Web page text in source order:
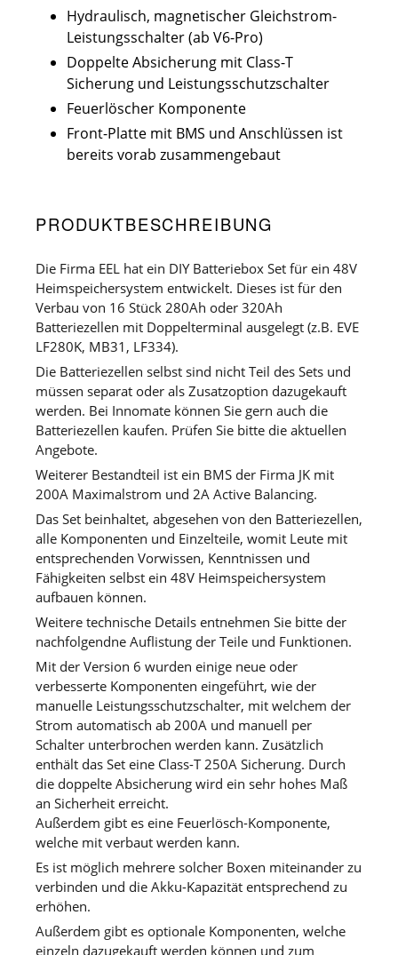
Hydraulisch, magnetischer Gleichstrom-
Leistungsschalter (ab V6-Pro)
Doppelte Absicherung mit Class-T
Sicherung und Leistungsschutzschalter
Feuerlöscher Komponente
Front-Platte mit BMS und Anschlüssen ist
bereits vorab zusammengebaut
PRODUKTBESCHREIBUNG
Die Firma EEL hat ein DIY Batteriebox Set für ein 48V
Heimspeichersystem entwickelt. Dieses ist für den
Verbau von 16 Stück 280Ah oder 320Ah
Batteriezellen mit Doppelterminal ausgelegt (z.B. EVE
LF280K, MB31, LF334).
Die Batteriezellen selbst sind nicht Teil des Sets und
müssen separat oder als Zusatzoption dazugekauft
werden. Bei Innomate können Sie gern auch die
Batteriezellen kaufen. Prüfen Sie bitte die aktuellen
Angebote.
Weiterer Bestandteil ist ein BMS der Firma JK mit
200A Maximalstrom und 2A Active Balancing.
Das Set beinhaltet, abgesehen von den Batteriezellen,
alle Komponenten und Einzelteile, womit Leute mit
entsprechenden Vorwissen, Kenntnissen und
Fähigkeiten selbst ein 48V Heimspeichersystem
aufbauen können.
Weitere technische Details entnehmen Sie bitte der
nachfolgendne Auflistung der Teile und Funktionen.
Mit der Version 6 wurden einige neue oder
verbesserte Komponenten eingeführt, wie der
manuelle Leistungsschutzschalter, mit welchem der
Strom automatisch ab 200A und manuell per
Schalter unterbrochen werden kann. Zusätzlich
enthält das Set eine Class-T 250A Sicherung. Durch
die doppelte Absicherung wird ein sehr hohes Maß
an Sicherheit erreicht.
Außerdem gibt es eine Feuerlösch-Komponente,
welche mit verbaut werden kann.
Es ist möglich mehrere solcher Boxen miteinander zu
verbinden und die Akku-Kapazität entsprechend zu
erhöhen.
Außerdem gibt es optionale Komponenten, welche
einzeln dazugekauft werden können und zum